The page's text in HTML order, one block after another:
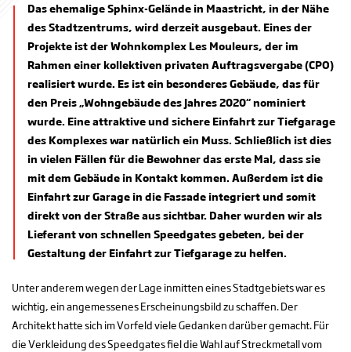
Das ehemalige Sphinx-Gelände in Maastricht, in der Nähe
des Stadtzentrums, wird derzeit ausgebaut. Eines der
Projekte ist der Wohnkomplex Les Mouleurs, der im
Rahmen einer kollektiven privaten Auftragsvergabe (CPO)
realisiert wurde. Es ist ein besonderes Gebäude, das für
den Preis „Wohngebäude des Jahres 2020“ nominiert
wurde. Eine attraktive und sichere Einfahrt zur Tiefgarage
des Komplexes war natürlich ein Muss. Schließlich ist dies
in vielen Fällen für die Bewohner das erste Mal, dass sie
mit dem Gebäude in Kontakt kommen. Außerdem ist die
Einfahrt zur Garage in die Fassade integriert und somit
direkt von der Straße aus sichtbar. Daher wurden wir als
Lieferant von schnellen Speedgates gebeten, bei der
Gestaltung der Einfahrt zur Tiefgarage zu helfen.
Unter anderem wegen der Lage inmitten eines Stadtgebiets war es
wichtig, ein angemessenes Erscheinungsbild zu schaffen. Der
Architekt hatte sich im Vorfeld viele Gedanken darüber gemacht. Für
die Verkleidung des Speedgates fiel die Wahl auf Streckmetall vom